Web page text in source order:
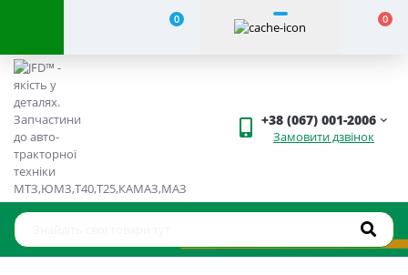
0 0
+38 (067) 001-2006
Замовити дзвінок